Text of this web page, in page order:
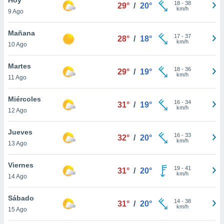
en
más
nuestra
de
cookies
aceptar
9 Ago
29° / 20° 18- 38
km/h
Mañana
10 Ago
28° / 18° 17- 37
km/h
Martes
11 Ago
29° / 19° 18- 36
km/h
Miércoles
12 Ago
31° / 19° 16- 34
km/h
Jueves
13 Ago
32° / 20° 16- 33
km/h
Viernes
14 Ago
31° / 20° 19- 41
km/h
Sábado
15 Ago
31° / 20° 14- 38
km/h